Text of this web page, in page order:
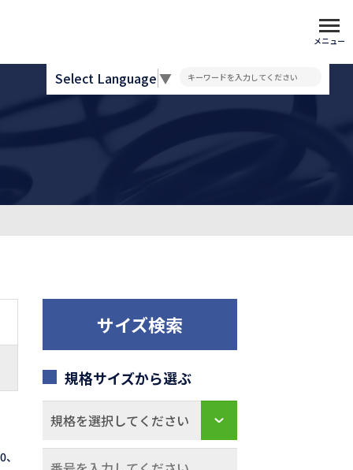
メニュー
Select Language▼
サイズ検索
規格サイズから選ぶ